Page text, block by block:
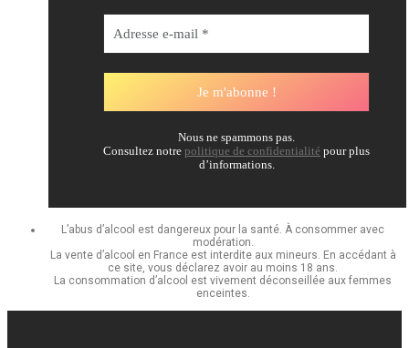
Nous ne spammons pas.
Consultez notre politique de confidentialité pour plus
d’informations.
L’abus d’alcool est dangereux pour la santé. À consommer avec
modération.
La vente d’alcool en France est interdite aux mineurs. En accédant à
ce site, vous déclarez avoir au moins 18 ans.
La consommation d’alcool est vivement déconseillée aux femmes
enceintes.